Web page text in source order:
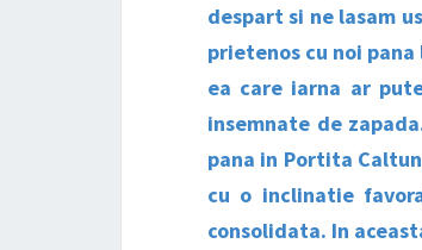
despart si ne lasam
prietenos cu noi
ea care iarna ar
insemnate de
pana in Portita
cu o inclinatie
consolidata. In